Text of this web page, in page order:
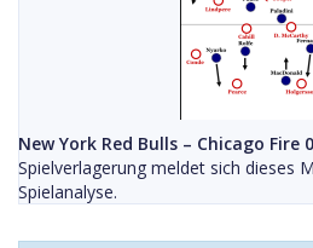
New York Red Bulls – Chicago Fire
Spielverlagerung meldet sich dieses
Spielanalyse.